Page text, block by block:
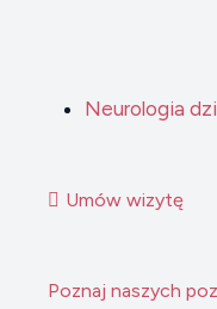
Neurologia
Umów wizytę
Poznaj naszych